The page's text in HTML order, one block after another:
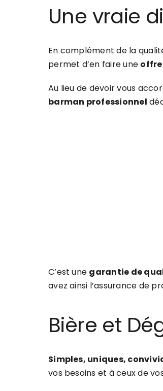
Une vraie
En complément de la
permet d’en faire une
Au lieu de devoir vous
barman professionnel
C’est une garantie de
avez ainsi l’assurance de
Bière et
Simples, uniques,
vos besoins et à ceux de